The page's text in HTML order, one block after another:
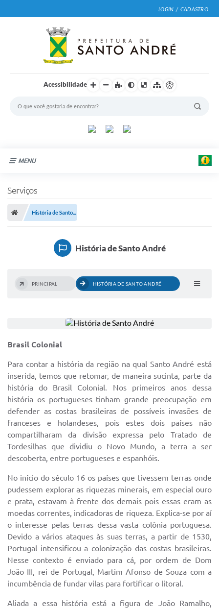
LOGIN / CADASTRO
Acessibilidade
MENU
Portal de Serviços
Consultar Processos
Editais
FAQ - Perguntas Frequentes
Iluminação Pública
IPTU 2025
Lei de acesso à informação
Lista de Comorbidades
Mobilidade Urbana Sustentável
Ouvidoria da Cidade
Parque Escola
Portal da Educação
Serviços
História de Santo...
História de Santo André
PRINCIPAL HISTÓRIA DE SANTO ANDRÉ
Brasil Colonial
Para contar a história da região na qual Santo André está
inserida, temos que retomar, de maneira sucinta, parte da
história do Brasil Colonial. Nos primeiros anos dessa
história os portugueses tinham grande preocupação em
defender as costas brasileiras de possíveis invasões de
franceses e holandeses, pois estes dois países não
compartilharam da divisão expressa pelo Tratado de
Tordesilhas que dividiu o Novo Mundo, a terra a ser
descoberta, entre portugueses e espanhóis.
No início do século 16 os países que tivessem terras onde
pudessem explorar as riquezas minerais, em especial ouro
e prata, estavam à frente dos demais pois essas eram as
moedas correntes, indicadoras de riqueza. Explica-se por aí
o interesse pelas terras dessa vasta colônia portuguesa.
Devido a vários ataques às suas terras, a partir de 1530,
Portugal intensificou a colonização das costas brasileiras.
Nesse contexto é enviado para cá, por ordem de Dom
João III, rei de Portugal, Martim Afonso de Souza com a
incumbência de fundar vilas para fortificar o litoral.
Aliada a essa história está a figura de João Ramalho,